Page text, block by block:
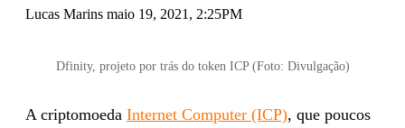
Lucas Marins maio 19, 2021, 2:25PM
Dfinity, projeto por trás do token ICP (Foto: Divulgação)
A criptomoeda Internet Computer (ICP), que poucos